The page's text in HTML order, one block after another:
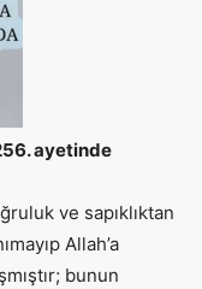
ayetinde
ve sapıklıktan
Allah’a
bunun